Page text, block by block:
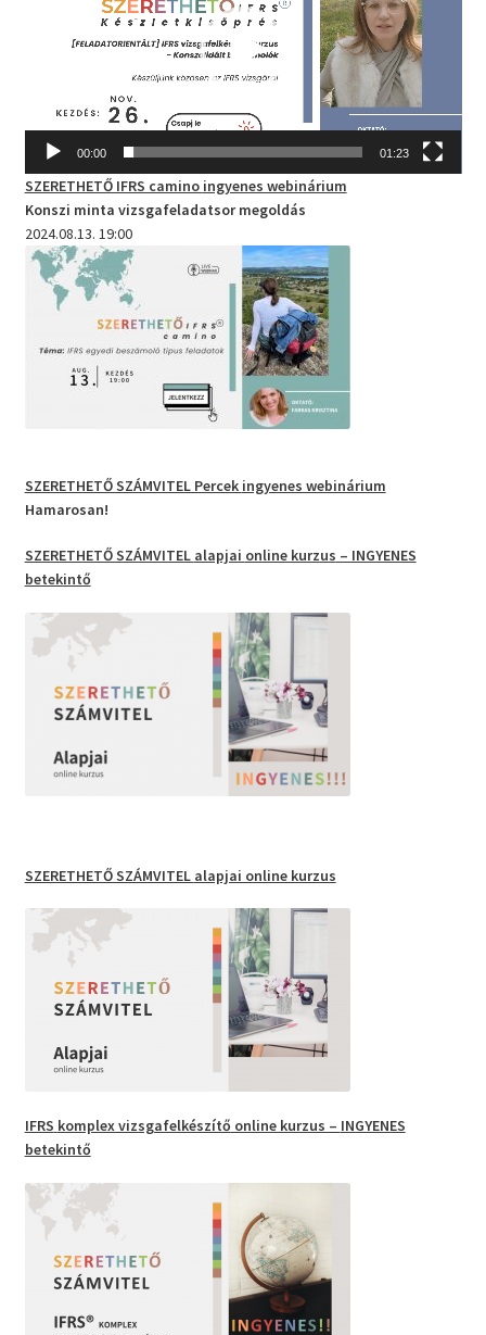
00:00 01:23
SZERETHETŐ IFRS camino ingyenes webinárium
Konszi minta vizsgafeladatsor megoldás
2024.08.13. 19:00
SZERETHETŐ SZÁMVITEL Percek ingyenes webinárium
Hamarosan!
SZERETHETŐ SZÁMVITEL alapjai online kurzus – INGYENES
betekintő
SZERETHETŐ SZÁMVITEL alapjai online kurzus
IFRS komplex vizsgafelkészítő online kurzus – INGYENES
betekintő